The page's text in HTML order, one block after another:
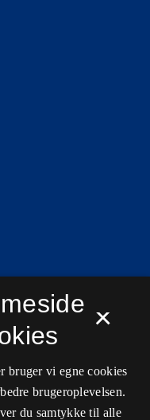
×
bruger vi egne cookies
brugeroplevelsen.
du samtykke til alle